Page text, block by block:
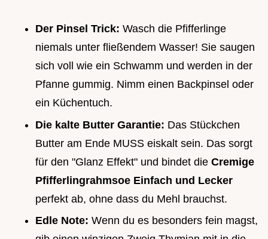
Der Pinsel Trick: Wasch die Pfifferlinge
niemals unter fließendem Wasser! Sie saugen
sich voll wie ein Schwamm und werden in der
Pfanne gummig. Nimm einen Backpinsel oder
ein Küchentuch.
Die kalte Butter Garantie: Das Stückchen
Butter am Ende MUSS eiskalt sein. Das sorgt
für den "Glanz Effekt" und bindet die Cremige
Pfifferlingrahmsoe Einfach und Lecker
perfekt ab, ohne dass du Mehl brauchst.
Edle Note: Wenn du es besonders fein magst,